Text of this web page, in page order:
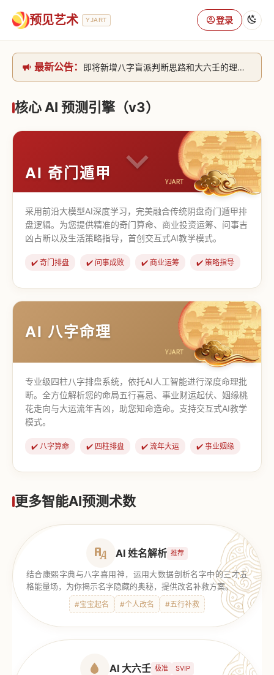
预见艺术 YJART 登录
最新公告：
即将新增八字盲派判断思路和大六壬的理气+取像判断思路。[内侧中，捐赠会员可用]2026/6/30
网站升级完成，升级全模块的算法，限时开放用户注册。2026/6/27
核心 AI 预测引擎（v3）
AI 奇门遁甲
采用前沿大模型AI深度学习，完美融合传统阴盘奇门遁甲排
盘逻辑。为您提供精准的奇门算命、商业投资运筹、问事吉
凶占断以及生活策略指导，首创交互式AI教学模式。
✔️ 奇门排盘 ✔️ 问事成败 ✔️ 商业运筹 ✔️ 策略指导
【道家奇门】 【传统奇门】
AI 八字命理
专业级四柱八字排盘系统，依托AI人工智能进行深度命理批
断。全方位解析您的命局五行喜忌、事业财运起伏、姻缘桃
花走向与大运流年吉凶，助您知命造命。支持交互式AI教学
模式。
✔️ 八字算命 ✔️ 四柱排盘 ✔️ 流年大运 ✔️ 事业姻缘
更多智能AI预测术数
AI 姓名解析 推荐
结合康熙字典与八字喜用神，运用大数据剖析名字中的三才五
格能量场，为你揭示名字隐藏的奥秘，提供改名补救方案。
#宝宝起名 #个人改名 #五行补救
AI 大六壬 极准 SVIP